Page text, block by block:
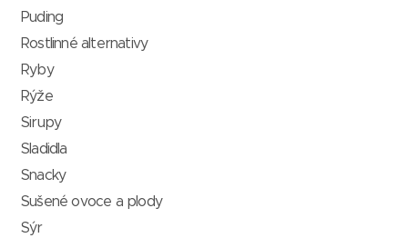
Puding
Rostlinné alternativy
Ryby
Rýže
Sirupy
Sladidla
Snacky
Sušené ovoce a plody
Sýr